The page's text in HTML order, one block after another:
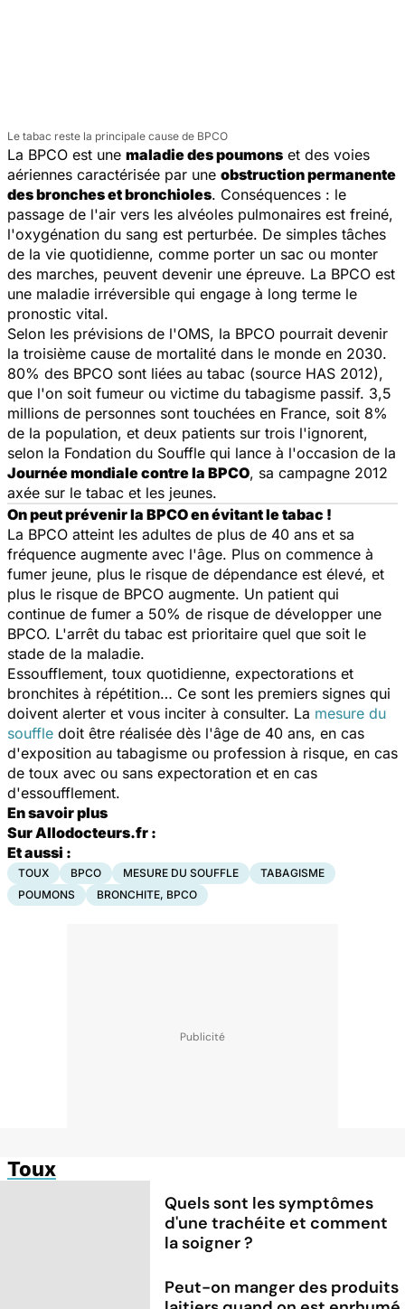
Le tabac reste la principale cause de BPCO
La BPCO est une maladie des poumons et des voies
aériennes caractérisée par une obstruction permanente
des bronches et bronchioles. Conséquences : le
passage de l'air vers les alvéoles pulmonaires est freiné,
l'oxygénation du sang est perturbée. De simples tâches
de la vie quotidienne, comme porter un sac ou monter
des marches, peuvent devenir une épreuve. La BPCO est
une maladie irréversible qui engage à long terme le
pronostic vital.
Selon les prévisions de l'OMS, la BPCO pourrait devenir
la troisième cause de mortalité dans le monde en 2030.
80% des BPCO sont liées au tabac (source HAS 2012),
que l'on soit fumeur ou victime du tabagisme passif. 3,5
millions de personnes sont touchées en France, soit 8%
de la population, et deux patients sur trois l'ignorent,
selon la Fondation du Souffle qui lance à l'occasion de la
Journée mondiale contre la BPCO, sa campagne 2012
axée sur le tabac et les jeunes.
On peut prévenir la BPCO en évitant le tabac !
La BPCO atteint les adultes de plus de 40 ans et sa
fréquence augmente avec l'âge. Plus on commence à
fumer jeune, plus le risque de dépendance est élevé, et
plus le risque de BPCO augmente. Un patient qui
continue de fumer a 50% de risque de développer une
BPCO. L'arrêt du tabac est prioritaire quel que soit le
stade de la maladie.
Essoufflement, toux quotidienne, expectorations et
bronchites à répétition… Ce sont les premiers signes qui
doivent alerter et vous inciter à consulter. La mesure du
souffle doit être réalisée dès l'âge de 40 ans, en cas
d'exposition au tabagisme ou profession à risque, en cas
de toux avec ou sans expectoration et en cas
d'essoufflement.
En savoir plus
Sur Allodocteurs.fr :
Et aussi :
TOUX BPCO MESURE DU SOUFFLE
TABAGISME
POUMONS
BRONCHITE, BPCO
Toux
Quels sont les symptômes
d'une trachéite et comment
la soigner ?
Peut-on manger des produits